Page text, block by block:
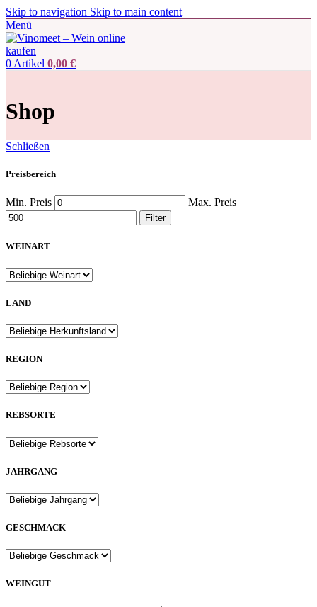
Skip to navigation Skip to main content
Menü
0 Artikel 0,00 €
Shop
Schließen
Preisbereich
Min. Preis Max. Preis
Filter
WEINART
LAND
REGION
REBSORTE
JAHRGANG
GESCHMACK
WEINGUT